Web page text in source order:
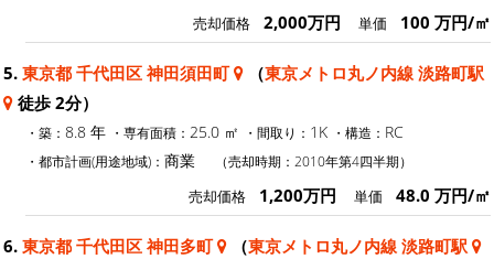
売却価格 2,000万円 単価 100 万円/㎡
5. 東京都 千代田区 神田須田町 （東京メトロ丸ノ内線 淡路町駅
徒歩 2分）
・築： 8.8 年 ・専有面積： 25.0 ㎡ ・間取り： 1K ・構造： RC
・都市計画(用途地域)： 商業 （売却時期：2010年第4四半期）
売却価格 1,200万円 単価 48.0 万円/㎡
6. 東京都 千代田区 神田多町 （東京メトロ丸ノ内線 淡路町駅